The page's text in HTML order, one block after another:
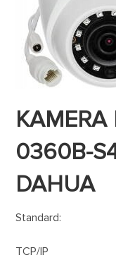
KAMERA
0360B-
DAHUA
Standard:
TCP/IP